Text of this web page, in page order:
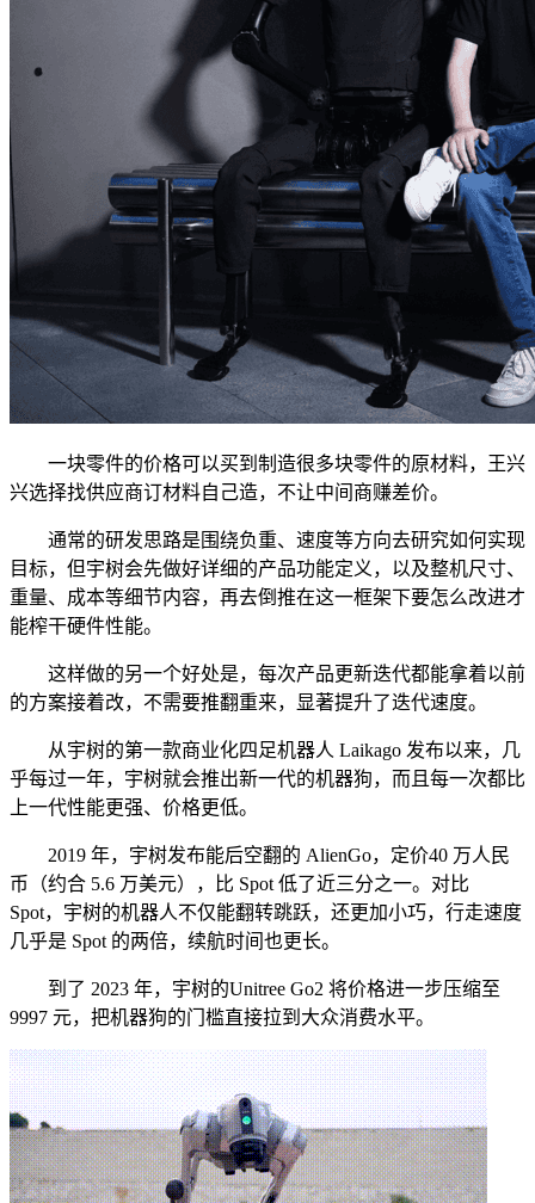
一块零件的价格可以买到制造很多块零件的原材料，王兴
兴选择找供应商订材料自己造，不让中间商赚差价。
通常的研发思路是围绕负重、速度等方向去研究如何实现
目标，但宇树会先做好详细的产品功能定义，以及整机尺寸、
重量、成本等细节内容，再去倒推在这一框架下要怎么改进才
能榨干硬件性能。
这样做的另一个好处是，每次产品更新迭代都能拿着以前
的方案接着改，不需要推翻重来，显著提升了迭代速度。
从宇树的第一款商业化四足机器人 Laikago 发布以来，几
乎每过一年，宇树就会推出新一代的机器狗，而且每一次都比
上一代性能更强、价格更低。
2019 年，宇树发布能后空翻的 AlienGo，定价40 万人民
币（约合 5.6 万美元），比 Spot 低了近三分之一。对比
Spot，宇树的机器人不仅能翻转跳跃，还更加小巧，行走速度
几乎是 Spot 的两倍，续航时间也更长。
到了 2023 年，宇树的Unitree Go2 将价格进一步压缩至
9997 元，把机器狗的门槛直接拉到大众消费水平。